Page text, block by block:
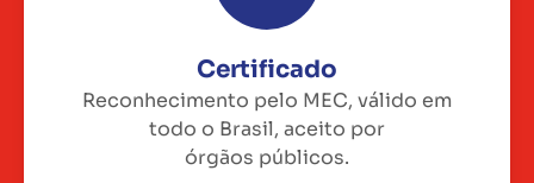
Certificado
Reconhecimento pelo MEC, válido em
todo o Brasil, aceito por
órgãos públicos.